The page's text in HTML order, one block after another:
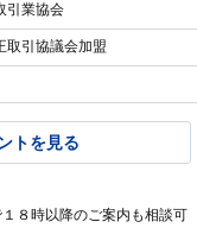
引業協会
取引協議会加盟
トを見る
８時以降のご案内も相談可